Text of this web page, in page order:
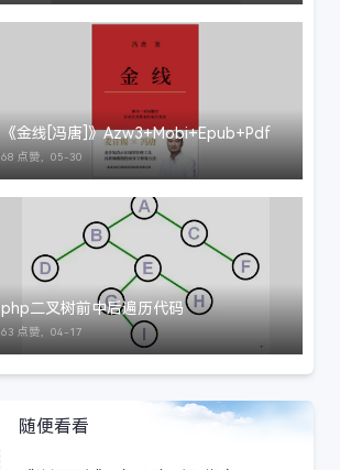
《金线[冯唐]》Azw3+Mobi+Epub+Pdf
68 点赞， 05-30
php二叉树前中后遍历代码
63 点赞， 04-17
随便看看